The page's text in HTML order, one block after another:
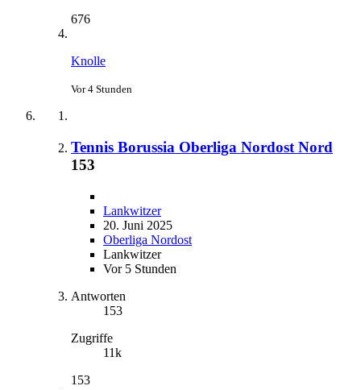
676
Knolle
Vor 4 Stunden
Tennis Borussia Oberliga Nordost Nord
153
Lankwitzer
20. Juni 2025
Oberliga Nordost
Lankwitzer
Vor 5 Stunden
Antworten
153
Zugriffe
11k
153